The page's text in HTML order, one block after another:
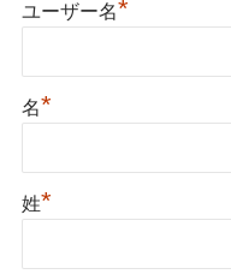
ユーザー名*
名*
姓*